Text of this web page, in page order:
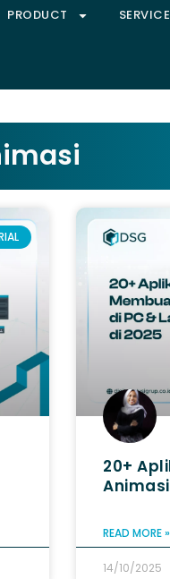
PRODUCT
20+
READ MORE »
14/10/2025